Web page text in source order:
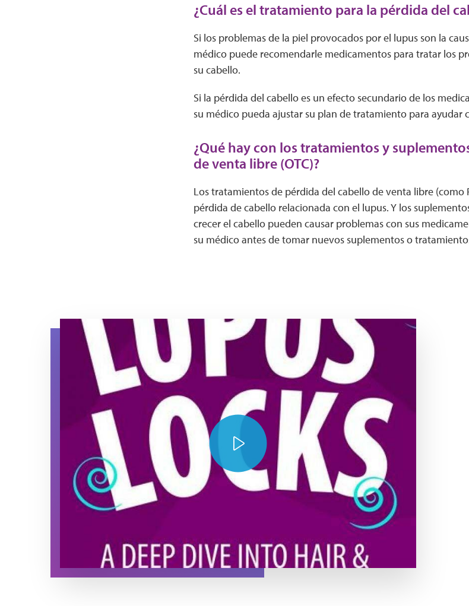
¿Cuál es el tratamiento para la pérdida del
Si los problemas de la piel provocados ​​por el lupus son la
médico puede recomendarle medicamentos para tratar los
su cabello.
Si la pérdida del cabello es un efecto secundario de los
su médico pueda ajustar su plan de tratamiento para ayudar
¿Qué hay con los tratamientos y
de venta libre (OTC)?
Los tratamientos de pérdida del cabello de venta libre (como
pérdida de cabello relacionada con el lupus. Y los
crecer el cabello pueden causar problemas con sus
su médico antes de tomar nuevos suplementos o
YouTube Thumbnail Purple Lupus Locks